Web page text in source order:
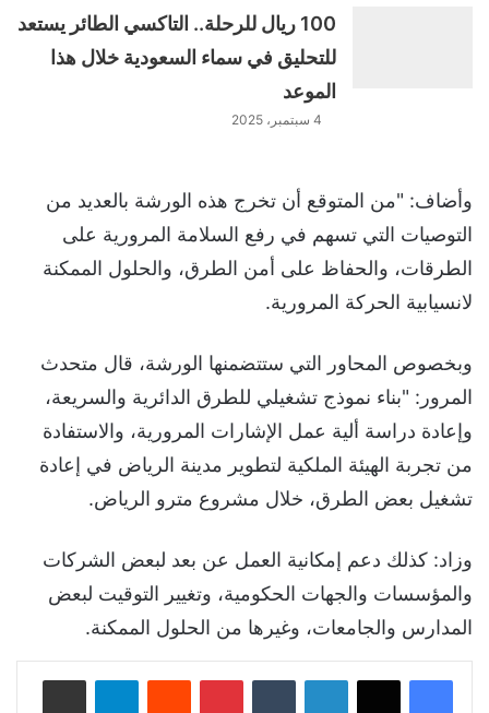
100 ريال للرحلة.. التاكسي الطائر يستعد
للتحليق في سماء السعودية خلال هذا
الموعد
4 سبتمبر، 2025
وأضاف: "من المتوقع أن تخرج هذه الورشة بالعديد من
التوصيات التي تسهم في رفع السلامة المرورية على
الطرقات، والحفاظ على أمن الطرق، والحلول الممكنة
لانسيابية الحركة المرورية.
وبخصوص المحاور التي ستتضمنها الورشة، قال متحدث
المرور: "بناء نموذج تشغيلي للطرق الدائرية والسريعة،
وإعادة دراسة ألية عمل الإشارات المرورية، والاستفادة
من تجربة الهيئة الملكية لتطوير مدينة الرياض في إعادة
تشغيل بعض الطرق، خلال مشروع مترو الرياض.
​​​​​وزاد: كذلك دعم إمكانية العمل عن بعد لبعض الشركات
والمؤسسات والجهات الحكومية، وتغيير التوقيت لبعض
المدارس والجامعات، وغيرها من الحلول الممكنة.
لينكدإن بينتيريست